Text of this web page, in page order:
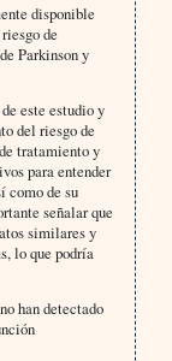
disponible
de
Parkinson y
este estudio y
del riesgo de
tratamiento y
para entender
como de su
señalar que
similares y
lo que podría
han detectado